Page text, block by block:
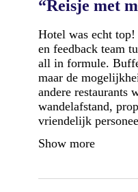
“Reisje met
Hotel was echt top!
en feedback team
all in formule.
maar de
andere restaurants
wandelafstand,
vriendelijk
Show more